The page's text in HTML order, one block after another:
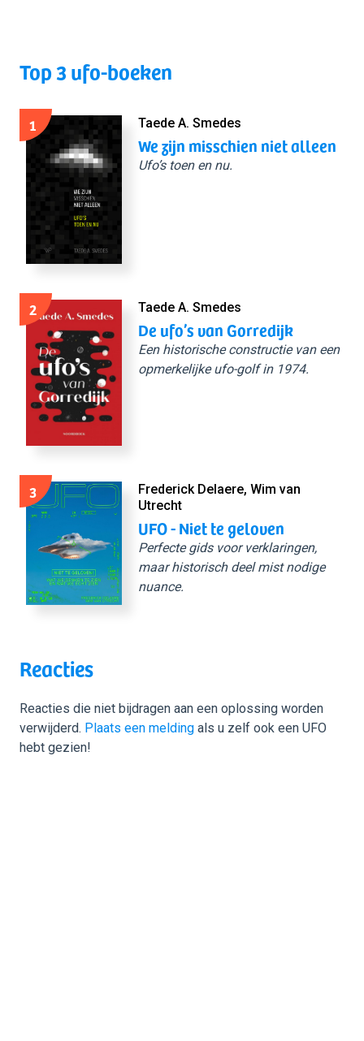
Top 3 ufo-boeken
1 Taede A. Smedes
We zijn misschien niet alleen
Ufo’s toen en nu.
2 Taede A. Smedes
De ufo’s van Gorredijk
Een historische constructie van een
opmerkelijke ufo-golf in 1974.
3
Frederick Delaere, Wim van
Utrecht
UFO - Niet te geloven
Perfecte gids voor verklaringen,
maar historisch deel mist nodige
nuance.
Reacties
Reacties die niet bijdragen aan een oplossing worden
verwijderd. Plaats een melding als u zelf ook een UFO
hebt gezien!